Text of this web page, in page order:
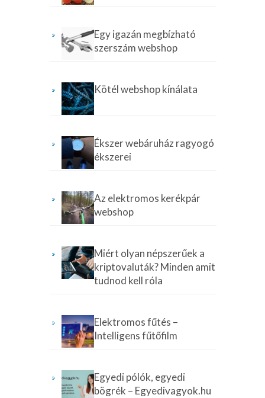
Egy igazán megbízható
szerszám webshop
Kötél webshop kínálata
Ékszer webáruház ragyogó
ékszerei
Az elektromos kerékpár
webshop
Miért olyan népszerűek a
kriptovaluták? Minden amit
tudnod kell róla
Elektromos fűtés –
Intelligens fűtőfilm
Egyedi pólók, egyedi
bögrék – Egyedivagyok.hu